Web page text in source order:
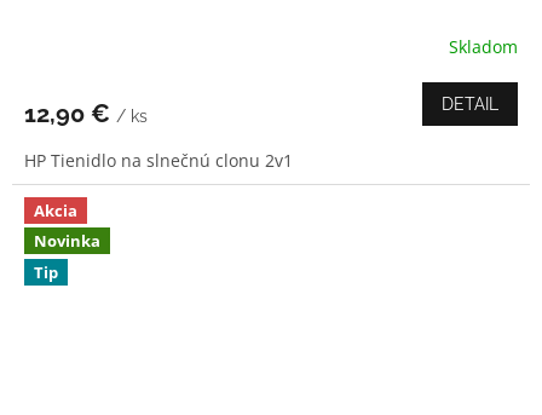
je
z
5
hviezdičiek.
Skladom
12,90 € / ks
DETAIL
HP Tienidlo na slnečnú clonu 2v1
Akcia
Novinka
Tip